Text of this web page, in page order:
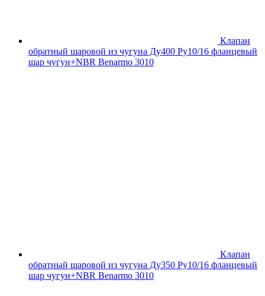
Клапан
обратный шаровой из чугуна Ду400 Ру10/16 фланцевый
шар чугун+NBR Benarmo 3010
Клапан
обратный шаровой из чугуна Ду350 Ру10/16 фланцевый
шар чугун+NBR Benarmo 3010